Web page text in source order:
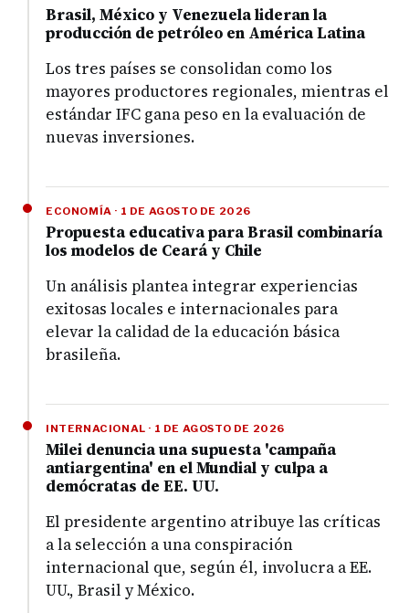
Brasil, México y Venezuela lideran la
producción de petróleo en América Latina
Los tres países se consolidan como los
mayores productores regionales, mientras el
estándar IFC gana peso en la evaluación de
nuevas inversiones.
ECONOMÍA · 1 DE AGOSTO DE 2026
Propuesta educativa para Brasil combinaría
los modelos de Ceará y Chile
Un análisis plantea integrar experiencias
exitosas locales e internacionales para
elevar la calidad de la educación básica
brasileña.
INTERNACIONAL · 1 DE AGOSTO DE 2026
Milei denuncia una supuesta 'campaña
antiargentina' en el Mundial y culpa a
demócratas de EE. UU.
El presidente argentino atribuye las críticas
a la selección a una conspiración
internacional que, según él, involucra a EE.
UU., Brasil y México.